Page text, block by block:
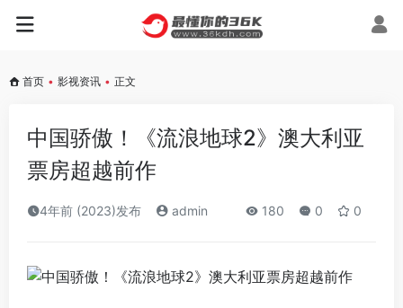
首页 • 影视资讯 • 正文
中国骄傲！《流浪地球2》澳大利亚
票房超越前作
4年前 (2023)发布 admin 180 0 0